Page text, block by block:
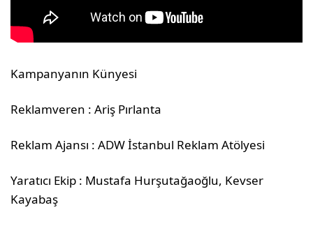
Kampanyanın Künyesi
Reklamveren : Ariş Pırlanta
Reklam Ajansı : ADW İstanbul Reklam Atölyesi
Yaratıcı Ekip : Mustafa Hurşutağaoğlu, Kevser
Kayabaş